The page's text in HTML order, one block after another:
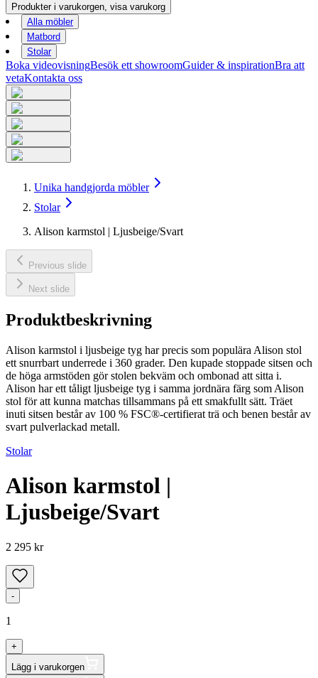
Produkter i varukorgen, visa varukorg
Alla möbler
Matbord
Stolar
Boka videovisningBesök ett showroomGuider & inspirationBra att
vetaKontakta oss
Unika handgjorda möbler
Stolar
Alison karmstol | Ljusbeige/Svart
Previous slide
Next slide
Produktbeskrivning
Alison karmstol i ljusbeige tyg har precis som populära Alison stol
ett snurrbart underrede i 360 grader. Den kupade stoppade sitsen och
de höga armstöden gör stolen bekväm och ombonad att sitta i.
Alison har ett tåligt ljusbeige tyg i samma jordnära färg som Alison
stol för att kunna matchas tillsammans på ett smakfullt sätt. Träet
inuti sitsen består av 100 % FSC®-certifierat trä och benen består av
svart pulverlackad metall.
Stolar
Alison karmstol |
Ljusbeige/Svart
2 295 kr
-
1
+
Lägg i varukorgen